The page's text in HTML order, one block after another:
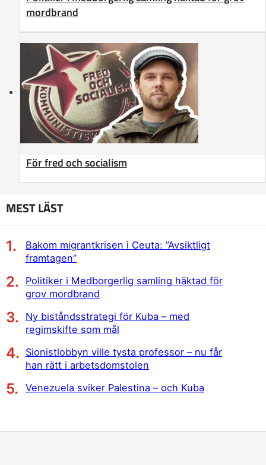
mordbrand
För fred och socialism
MEST LÄST
Bakom migrantkrisen i Ceuta: ”Avsiktligt
framtagen”
Politiker i Medborgerlig samling häktad för
grov mordbrand
Ny biståndsstrategi för Kuba – med
regimskifte som mål
Sionistlobbyn ville tysta professor – nu får
han rätt i arbetsdomstolen
Venezuela sviker Palestina – och Kuba